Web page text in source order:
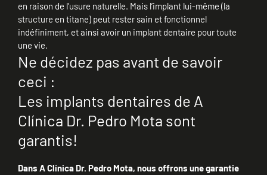
en raison de l’usure naturelle. Mais l’implant lui-même (la
structure en titane) peut rester sain et fonctionnel
indéfiniment, et ainsi avoir un implant dentaire pour toute
une vie.
Ne décidez pas avant de savoir
ceci :
Les implants dentaires de A
Clínica Dr. Pedro Mota sont
garantis!
Dans A Clínica Dr. Pedro Mota, nous offrons une garantie